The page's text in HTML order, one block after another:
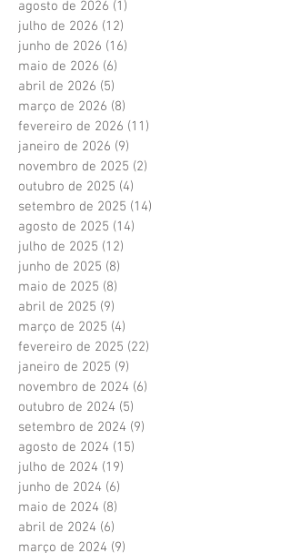
agosto de 2026 (1)
julho de 2026 (12)
junho de 2026 (16)
maio de 2026 (6)
abril de 2026 (5)
março de 2026 (8)
fevereiro de 2026 (11)
janeiro de 2026 (9)
novembro de 2025 (2)
outubro de 2025 (4)
setembro de 2025 (14)
agosto de 2025 (14)
julho de 2025 (12)
junho de 2025 (8)
maio de 2025 (8)
abril de 2025 (9)
março de 2025 (4)
fevereiro de 2025 (22)
janeiro de 2025 (9)
novembro de 2024 (6)
outubro de 2024 (5)
setembro de 2024 (9)
agosto de 2024 (15)
julho de 2024 (19)
junho de 2024 (6)
maio de 2024 (8)
abril de 2024 (6)
março de 2024 (9)